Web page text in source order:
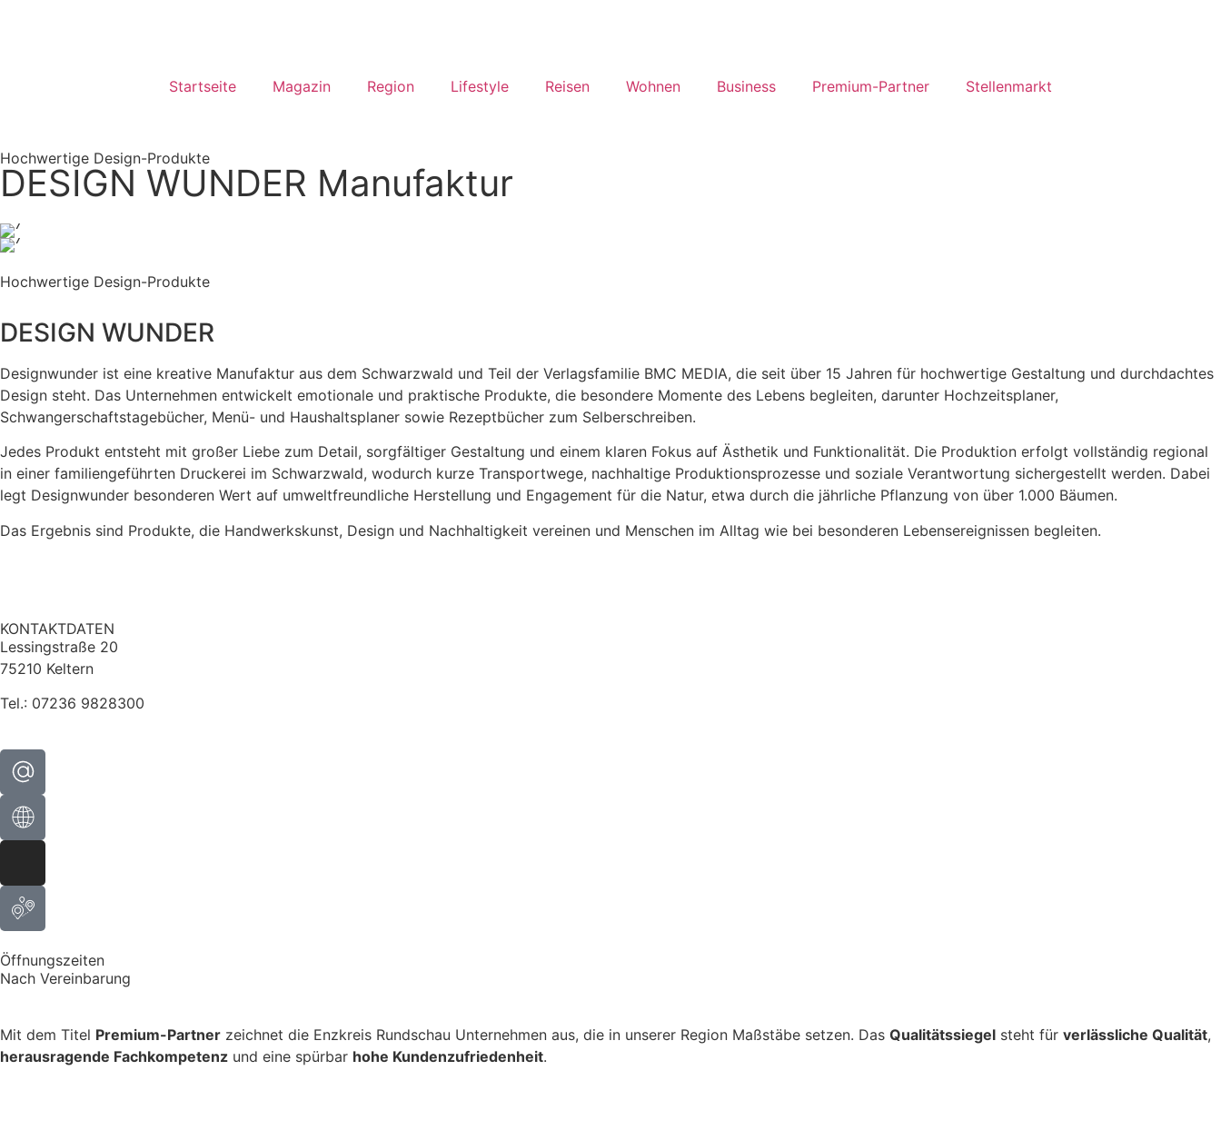
Startseite Magazin Region Lifestyle Reisen Wohnen Business Premium-Partner Stellenmarkt
Hochwertige Design-Produkte
DESIGN WUNDER Manufaktur
Hochwertige Design-Produkte
DESIGN WUNDER
Designwunder ist eine kreative Manufaktur aus dem Schwarzwald und Teil der Verlagsfamilie BMC MEDIA, die seit über 15 Jahren für hochwertige Gestaltung und durchdachtes
Design steht. Das Unternehmen entwickelt emotionale und praktische Produkte, die besondere Momente des Lebens begleiten, darunter Hochzeitsplaner,
Schwangerschaftstagebücher, Menü- und Haushaltsplaner sowie Rezeptbücher zum Selberschreiben.
Jedes Produkt entsteht mit großer Liebe zum Detail, sorgfältiger Gestaltung und einem klaren Fokus auf Ästhetik und Funktionalität. Die Produktion erfolgt vollständig regional
in einer familiengeführten Druckerei im Schwarzwald, wodurch kurze Transportwege, nachhaltige Produktionsprozesse und soziale Verantwortung sichergestellt werden. Dabei
legt Designwunder besonderen Wert auf umweltfreundliche Herstellung und Engagement für die Natur, etwa durch die jährliche Pflanzung von über 1.000 Bäumen.
Das Ergebnis sind Produkte, die Handwerkskunst, Design und Nachhaltigkeit vereinen und Menschen im Alltag wie bei besonderen Lebensereignissen begleiten.
KONTAKTDATEN
Lessingstraße 20
75210 Keltern
Tel.: 07236 9828300
Öffnungszeiten
Nach Vereinbarung
Mit dem Titel Premium-Partner zeichnet die Enzkreis Rundschau Unternehmen aus, die in unserer Region Maßstäbe setzen. Das Qualitätssiegel steht für verlässliche Qualität,
herausragende Fachkompetenz und eine spürbar hohe Kundenzufriedenheit.